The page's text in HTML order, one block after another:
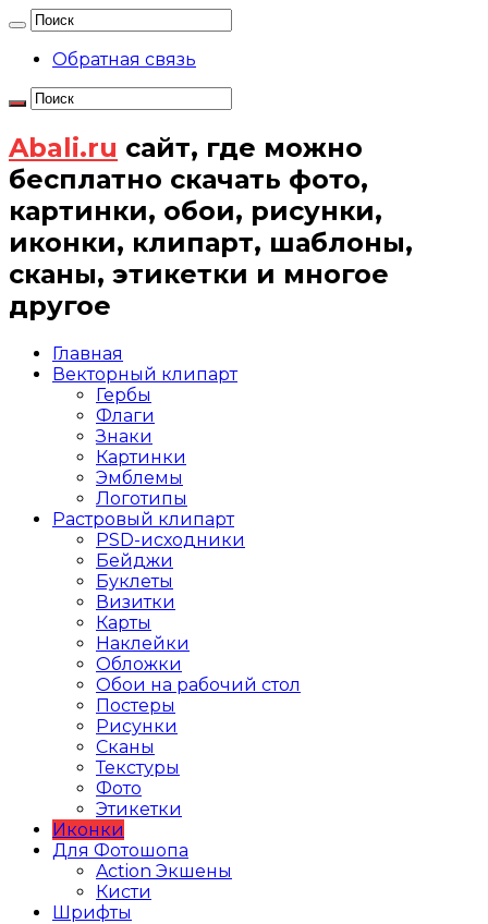
Обратная связь
Abali.ru сайт, где можно
бесплатно скачать фото,
картинки, обои, рисунки,
иконки, клипарт, шаблоны,
сканы, этикетки и многое
другое
Главная
Векторный клипарт
Гербы
Флаги
Знаки
Картинки
Эмблемы
Логотипы
Растровый клипарт
PSD-исходники
Бейджи
Буклеты
Визитки
Карты
Наклейки
Обложки
Обои на рабочий стол
Постеры
Рисунки
Сканы
Текстуры
Фото
Этикетки
Иконки
Для Фотошопа
Action Экшены
Кисти
Шрифты